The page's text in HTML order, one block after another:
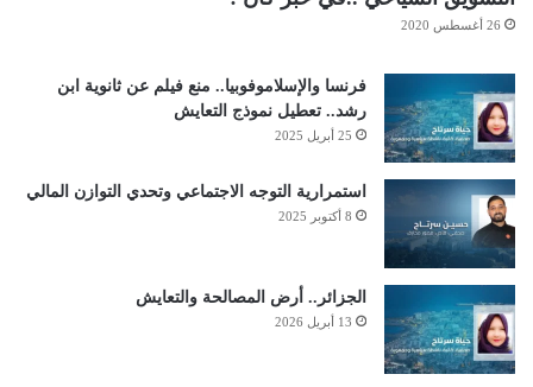
26 أغسطس 2020
فرنسا والإسلاموفوبيا.. منع فيلم عن ثانوية ابن
رشد.. تعطيل نموذج التعايش
25 أبريل 2025
استمرارية التوجه الاجتماعي وتحدي التوازن المالي
8 أكتوبر 2025
الجزائر.. أرض المصالحة والتعايش
13 أبريل 2026